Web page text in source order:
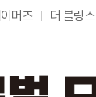
머즈 더 블링스